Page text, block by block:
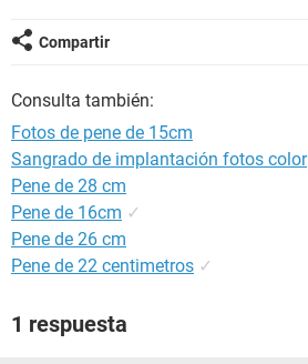
Compartir
Consulta también:
Fotos de pene de 15cm
Sangrado de implantación fotos color
Pene de 28 cm
Pene de 16cm ✓
Pene de 26 cm
Pene de 22 centimetros ✓
1 respuesta